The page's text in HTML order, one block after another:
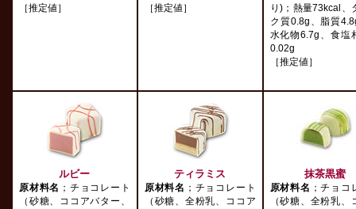
［推定値］
［推定値］
り)；熱量73kcal、
ク質0.8g、脂質
水化物6.7g、食塩
0.02g
［推定値］
ルビー
原材料名 ；チョコレート
（砂糖、ココアバター、
ティラミス
原材料名 ；チョコレート
（砂糖、全粉乳、ココア
抹茶黒蜜
原材料名 ；チョコ
（砂糖、全粉乳、